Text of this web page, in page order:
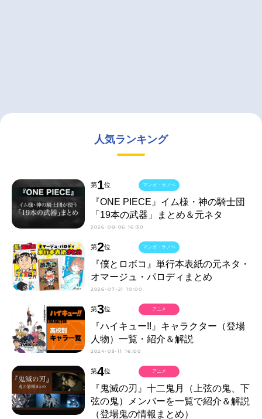
人気ランキング
第1位
『ONE PIECE』イム様・神の騎士団
「19本の武器」まとめ＆元ネタ
2026-08-06 16:30
マンガ・ラノベ
第2位
『僕とロボコ』単行本表紙の元ネタ・
オマージュ・パロディまとめ
2026-07-21 10:00
マンガ・ラノベ
第3位
『ハイキュー!!』キャラクター（登場
人物）一覧・紹介＆解説
2024-03-11 16:00
アニメ
第4位
『鬼滅の刃』十二鬼月（上弦の鬼、下
弦の鬼）メンバーを一覧で紹介＆解説
（登場鬼の情報まとめ）
アニメ